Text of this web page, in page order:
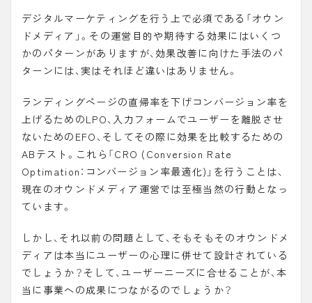
デジタルマーケティングを行う上で必須である「オウン
ドメディア」。その運営目的や期待する効果にはいくつ
かのパターンがありますが、効果改善に向けた手法のパ
ターンには、実はそれほど違いはありません。
ランディングページの直帰率を下げコンバージョン率を
上げるためのLPO、入力フォームでユーザーを離脱させ
ないためのEFO、そしてその際に効果を比較するための
ABテスト。これら「CRO (Conversion Rate
Optimation：コンバージョン率最適化)」を行うことは、
現在のオウンドメディア運営では至極当然の行動となっ
ています。
しかし、それ以前の問題として、そもそもそのオウンドメ
ディアは本当にユーザーの心理に併せて設計されている
でしょうか？そして、ユーザーニーズに合せることが、本
当に事業への成果につながるのでしょうか？